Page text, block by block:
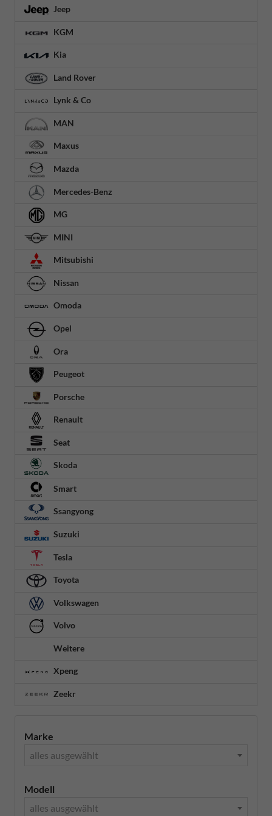
Jeep
KGM
Kia
Land Rover
Lynk & Co
MAN
Maxus
Mazda
Mercedes-Benz
MG
MINI
Mitsubishi
Nissan
Omoda
Opel
Ora
Peugeot
Porsche
Renault
Seat
Skoda
Smart
Ssangyong
Suzuki
Tesla
Toyota
Volkswagen
Volvo
Weitere
Xpeng
Zeekr
Marke
alles ausgewählt
Modell
alles ausgewählt